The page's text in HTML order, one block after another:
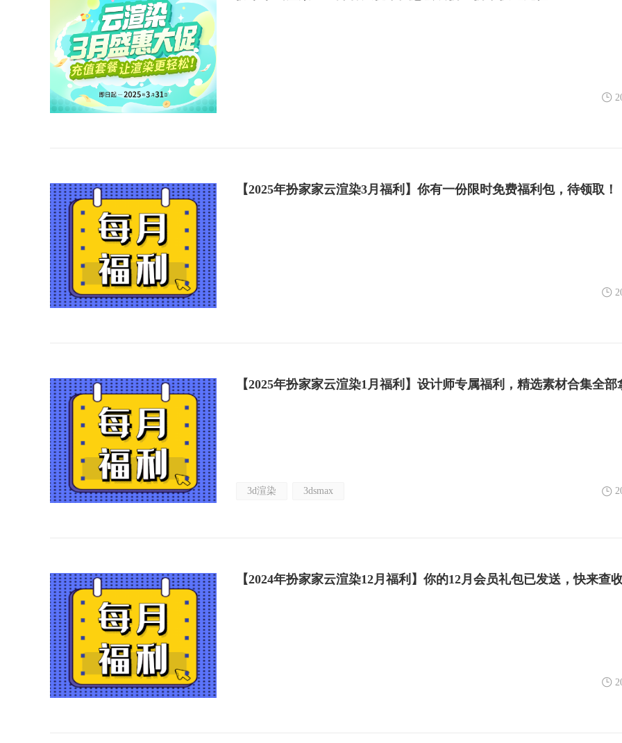
【2025年扮家家云渲染3月福利】你有一份限时免费福利包，待领取！
【2025年扮家家云渲染1月福利】设计师专属福利，精选素材合集全部
3d渲染 3dsmax
【2024年扮家家云渲染12月福利】你的12月会员礼包已发送，快来查